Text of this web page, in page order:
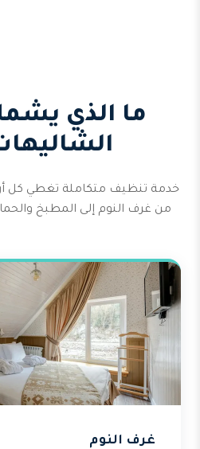
ما الذي
خدمة تنظيف متكاملة تغطي كل
من غرف النوم إلى المطبخ
غرف النوم